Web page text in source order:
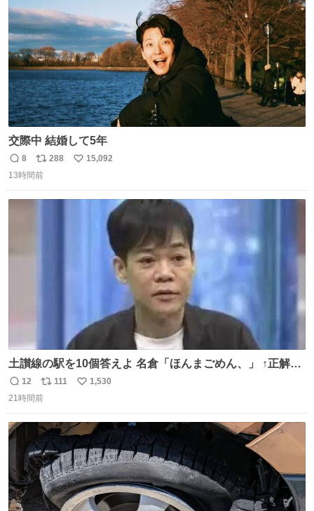
交際中 結婚して5年
返
信
8
リ
ポ
288
い
15,092
13時間前
土讃線の駅を10個答えよ 名倉「ほんまごめん、」 ↑正解
（御免駅）
返
信
12
リ
ポ
ト
数
111
い
数
1,530
21時間前